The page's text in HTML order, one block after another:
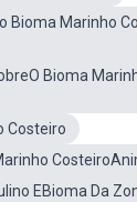
Bioma Marinho
Bioma
Costeiro
EBioma Da